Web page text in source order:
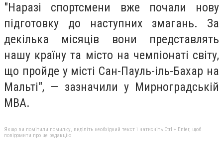
"Наразі спортсмени вже почали нову
підготовку до наступних змагань. За
декілька місяців вони представлять
нашу країну та місто на чемпіонаті світу,
що пройде у місті Сан-Пауль-іль-Бахар на
Мальті", — зазначили у Мирноградській
МВА.
Якщо ви помітили помилку, виділіть необхідний текст і натисніть Ctrl + Enter, щоб
повідомити про це редакцію